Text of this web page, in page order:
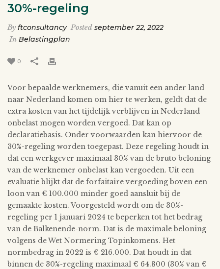
30%-regeling
By ftconsultancy Posted september 22, 2022
In Belastingplan
0
Voor bepaalde werknemers, die vanuit een ander land
naar Nederland komen om hier te werken, geldt dat de
extra kosten van het tijdelijk verblijven in Nederland
onbelast mogen worden vergoed. Dat kan op
declaratiebasis. Onder voorwaarden kan hiervoor de
30%-regeling worden toegepast. Deze regeling houdt in
dat een werkgever maximaal 30% van de bruto beloning
van de werknemer onbelast kan vergoeden. Uit een
evaluatie blijkt dat de forfaitaire vergoeding boven een
loon van € 100.000 minder goed aansluit bij de
gemaakte kosten. Voorgesteld wordt om de 30%-
regeling per 1 januari 2024 te beperken tot het bedrag
van de Balkenende-norm. Dat is de maximale beloning
volgens de Wet Normering Topinkomens. Het
normbedrag in 2022 is € 216.000. Dat houdt in dat
binnen de 30%-regeling maximaal € 64.800 (30% van €